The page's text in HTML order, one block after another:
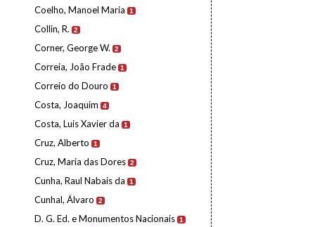
Coelho, Manoel Maria 1
Collin, R. 2
Corner, George W. 2
Correia, João Frade 1
Correio do Douro 1
Costa, Joaquim 4
Costa, Luis Xavier da 1
Cruz, Alberto 1
Cruz, Maria das Dores 2
Cunha, Raul Nabais da 1
Cunhal, Álvaro 2
D. G. Ed. e Monumentos Nacionais 1